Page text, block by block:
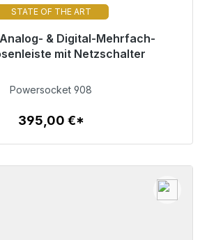
STATE OF THE ART
& Digital-Mehrfach-
mit Netzschalter
Nicht mehr verfügbar
Zum Artikel
Powersocket 908
395,00 €*